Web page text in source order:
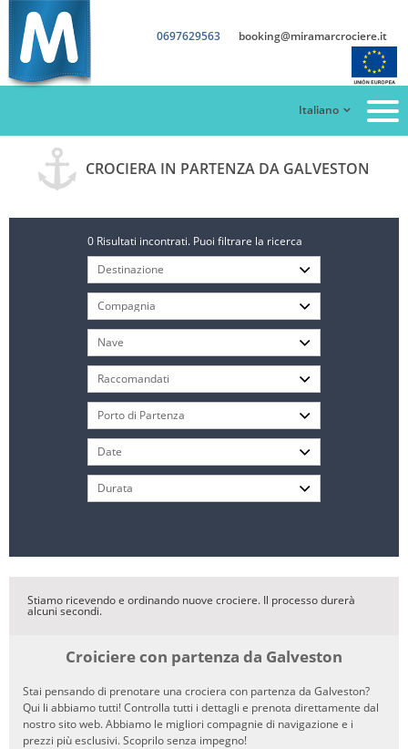
0697629563 booking@miramarcrociere.it
Italiano
CROCIERA IN PARTENZA DA GALVESTON
0 Risultati incontrati. Puoi filtrare la ricerca
Stiamo ricevendo e ordinando nuove crociere. Il processo durerà
alcuni secondi.
Croiciere con partenza da Galveston
Stai pensando di prenotare una crociera con partenza da Galveston?
Qui li abbiamo tutti! Controlla tutti i dettagli e prenota direttamente dal
nostro sito web. Abbiamo le migliori compagnie di navigazione e i
prezzi più esclusivi. Scoprilo senza impegno!